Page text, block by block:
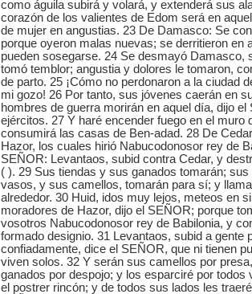
como águila subirá y volará, y extenderá sus
corazón de los valientes de Edom será en
de mujer en angustias. 23 De Damasco: Se
porque oyeron malas nuevas; se derritieron en
pueden sosegarse. 24 Se desmayó Damasco,
tomó temblor; angustia y dolores le tomaron,
de parto. 25 ¡Cómo no perdonaron a la ciudad
mi gozo! 26 Por tanto, sus jóvenes caerán en
hombres de guerra morirán en aquel día, dijo el
ejércitos. 27 Y haré encender fuego en el muro
consumirá las casas de Ben-adad. 28 De
Hazor, los cuales hirió Nabucodonosor rey de
SEÑOR: Levantaos, subid contra Cedar, y
( ). 29 Sus tiendas y sus ganados tomarán;
vasos, y sus camellos, tomarán para sí; y
alrededor. 30 Huid, idos muy lejos, meteos en
moradores de Hazor, dijo el SEÑOR; porque
vosotros Nabucodonosor rey de Babilonia, y
formado designio. 31 Levantaos, subid a gente
confiadamente, dice el SEÑOR, que ni tienen
viven solos. 32 Y serán sus camellos por
ganados por despojo; y los esparciré por todos
el postrer rincón; y de todos sus lados les